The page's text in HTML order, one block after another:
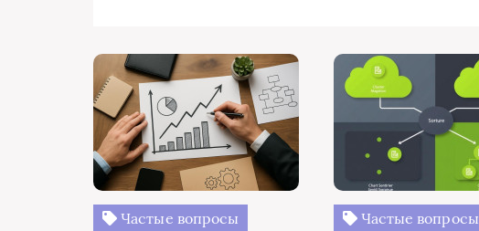
Частые вопросы Частые вопросы